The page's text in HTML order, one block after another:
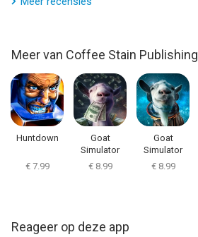
Meer van Coffee Stain Publishing
Huntdown
€ 7.99
Goat
Simulator
PAYDAY
€ 8.99
Goat
Simulator
Waste of
€ 8.99
Reageer op deze app